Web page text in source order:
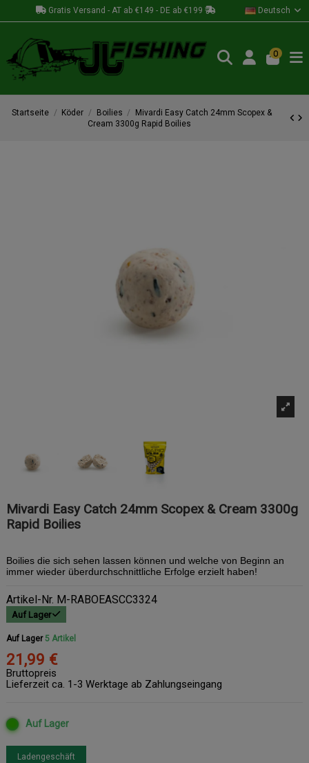
Gratis Versand - AT ab €149 - DE ab €199 Deutsch
0
Startseite Köder Boilies
Mivardi Easy Catch 24mm Scopex &
Cream 3300g Rapid Boilies
Mivardi Easy Catch 24mm Scopex & Cream 3300g
Rapid Boilies
Boilies die sich sehen lassen können und welche von Beginn an
immer wieder überdurchschnittliche Erfolge erzielt haben!
Artikel-Nr. M-RABOEASCC3324
Auf Lager
Auf Lager 5 Artikel
21,99 €
Bruttopreis
Lieferzeit ca. 1-3 Werktage ab Zahlungseingang
Auf Lager
Ladengeschäft